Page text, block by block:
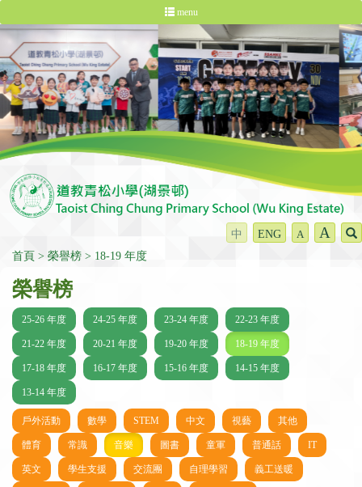
menu
中 ENG A A
首頁 榮譽榜 18-19 年度
榮譽榜
25-26 年度 24-25 年度 23-24 年度 22-23 年度
21-22 年度 20-21 年度 19-20 年度 18-19 年度
17-18 年度 16-17 年度 15-16 年度 14-15 年度
13-14 年度
戶外活動 數學 STEM 中文 視藝 其他
體育 常識 音樂 圖書 童軍 普通話 IT
英文 學生支援 交流團 自理學習 義工送暖